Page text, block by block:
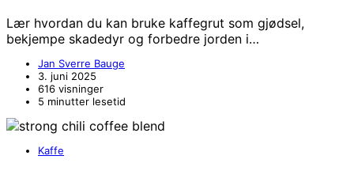
Lær hvordan du kan bruke kaffegrut som gjødsel,
bekjempe skadedyr og forbedre jorden i…
Jan Sverre Bauge
3. juni 2025
616 visninger
5 minutter lesetid
Kaffe